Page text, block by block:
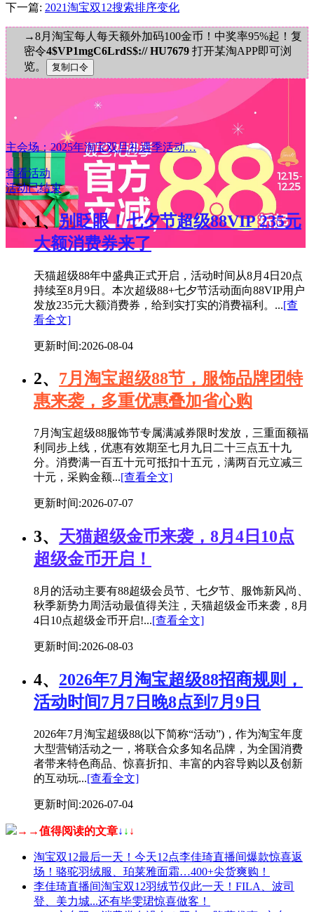
下一篇: 2021淘宝双12搜索排序变化
→8月淘宝每人每天额外加码100金币！中奖率95%起！复
密令4$VP1mgC6LrdS$:// HU7679 打开某淘APP即可浏
览。
主会场：2025年淘宝双旦礼遇季活动…
查看活动
活动已结束
1、 别眨眼！七夕节超级88VIP 235元
大额消费券来了
天猫超级88年中盛典正式开启，活动时间从8月4日20点
持续至8月9日。本次超级88+七夕节活动面向88VIP用户
发放235元大额消费券，给到实打实的消费福利。...[查
看全文]
更新时间:2026-08-04
2、 7月淘宝超级88节，服饰品牌团特
惠来袭，多重优惠叠加省心购
7月淘宝超级88服饰节专属满减券限时发放，三重面额福
利同步上线，优惠有效期至七月九日二十三点五十九
分。消费满一百五十元可抵扣十五元，满两百元立减三
十元，采购金额...[查看全文]
更新时间:2026-07-07
3、 天猫超级金币来袭，8月4日10点
超级金币开启！
8月的活动主要有88超级会员节、七夕节、服饰新风尚、
秋季新势力周活动最值得关注，天猫超级金币来袭，8月
4日10点超级金币开启!...[查看全文]
更新时间:2026-08-03
4、 2026年7月淘宝超级88招商规则，
活动时间7月7日晚8点到7月9日
2026年7月淘宝超级88(以下简称“活动”)，作为淘宝年度
大型营销活动之一，将联合众多知名品牌，为全国消费
者带来特色商品、惊喜折扣、丰富的内容导购以及创新
的互动玩...[查看全文]
更新时间:2026-07-04
→→值得阅读的文章↓ ↓ ↓
淘宝双12最后一天！今天12点李佳琦直播间爆款惊喜返
场！骆驼羽绒服、珀莱雅面霜…400+尖货爽购！
李佳琦直播间淘宝双12羽绒节仅此一天！FILA、波司
登、美力城...还有毕雯珺惊喜做客！